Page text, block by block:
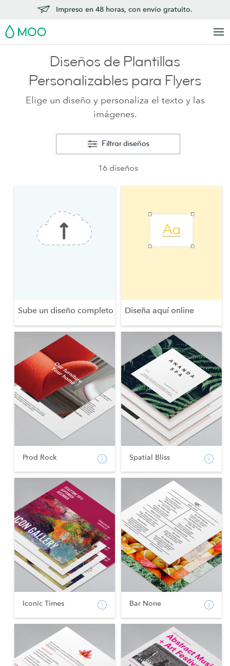
Impreso en 48 horas, con envío gratuito.
MOO
Diseños de Plantillas
Personalizables para Flyers
Elige un diseño y personaliza el texto y las
imágenes.
Filtrar diseños
16 diseños
Sube un diseño completo Diseña aquí online
Prod Rock Spatial Bliss
Iconic Times Bar None